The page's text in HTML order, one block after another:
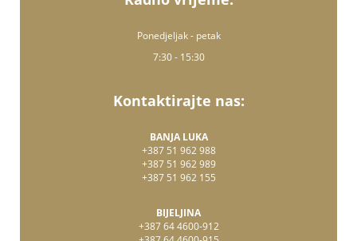
Ponedjeljak - petak
7:30 - 15:30
Kontaktirajte nas:
BANJA LUKA
+387 51 962 988
+387 51 962 989
+387 51 962 155
BIJELJINA
+387 64 4600-912